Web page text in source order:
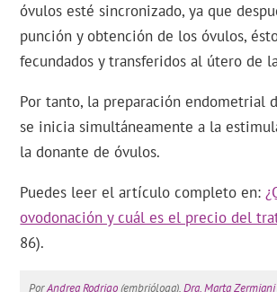
óvulos esté sincronizado, ya que
punción y obtención de los óvulos,
fecundados y transferidos al útero de
Por tanto, la preparación endometrial
se inicia simultáneamente a la
la donante de óvulos.
Puedes leer el artículo completo en:
ovodonación y cuál es el precio del
86).
PorAndrea Rodrigo(embrióloga),Dra. Marta Zermiani